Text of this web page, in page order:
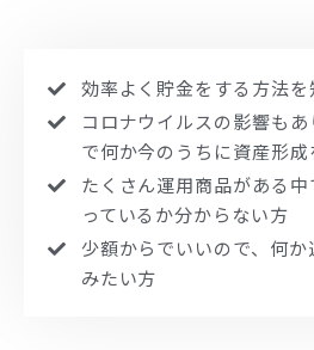
効率よく貯金をする方法
コロナウイルスの影響も
で何か今のうちに資産形
たくさん運用商品がある
っているか分からない方
少額からでいいので、何
みたい方